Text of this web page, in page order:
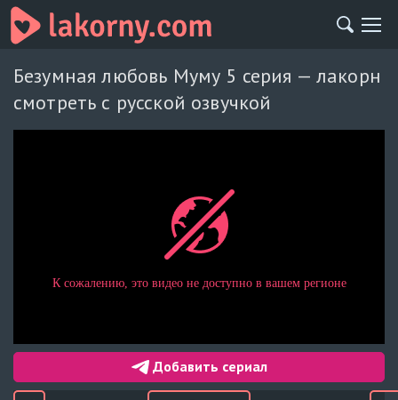
Безумная любовь Муму 5 серия — лакорн
смотреть с русской озвучкой
Добавить сериал